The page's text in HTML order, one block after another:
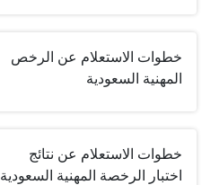
خطوات الاستعلام عن الرخص
المهنية السعودية
خطوات الاستعلام عن نتائج
اختبار الرخصة المهنية السعودية